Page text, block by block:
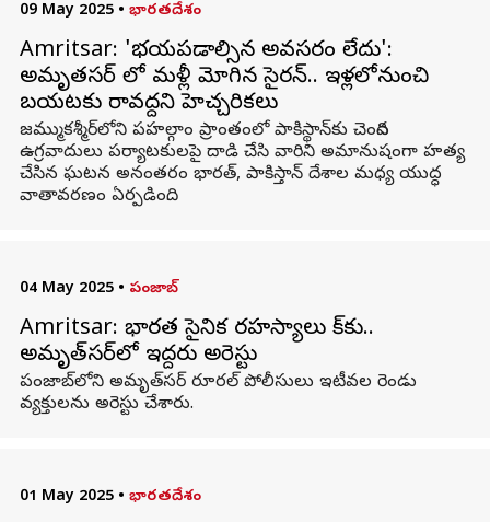
09 May 2025 • భారతదేశం
Amritsar: 'భయపడాల్సిన అవసరం లేదు':
అమృతసర్​ లో మళ్లీ మోగిన సైరన్.. ఇళ్లలోనుంచి
బయటకు రావద్దని హెచ్చరికలు
జమ్ముకశ్మీర్‌లోని పహల్గాం ప్రాంతంలో పాకిస్థాన్‌కు చెందిన
ఉగ్రవాదులు పర్యాటకులపై దాడి చేసి వారిని అమానుషంగా హత్య
చేసిన ఘటన అనంతరం భారత్, పాకిస్తాన్ దేశాల మధ్య యుద్ధ
వాతావరణం ఏర్పడింది.
04 May 2025 • పంజాబ్
Amritsar: భారత సైనిక రహస్యాలు పాక్‌కు..
అమృత్‌సర్‌లో ఇద్దరు అరెస్టు
పంజాబ్‌లోని అమృత్‌సర్‌ రూరల్‌ పోలీసులు ఇటీవల రెండు
వ్యక్తులను అరెస్టు చేశారు.
01 May 2025 • భారతదేశం